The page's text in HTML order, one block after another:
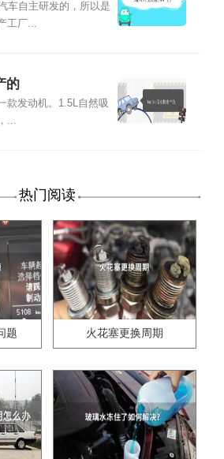
车自主研发的，所以是
工厂...
的
款发动机。1.5L自然吸
...
热门阅读
题 火花塞更换周期